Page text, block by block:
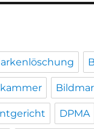
DPMA